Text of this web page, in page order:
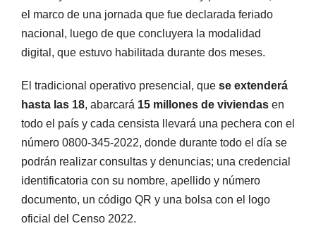
el marco de una jornada que fue declarada feriado
nacional, luego de que concluyera la modalidad
digital, que estuvo habilitada durante dos meses.
El tradicional operativo presencial, que se extenderá
hasta las 18, abarcará 15 millones de viviendas en
todo el país y cada censista llevará una pechera con el
número 0800-345-2022, donde durante todo el día se
podrán realizar consultas y denuncias; una credencial
identificatoria con su nombre, apellido y número
documento, un código QR y una bolsa con el logo
oficial del Censo 2022.